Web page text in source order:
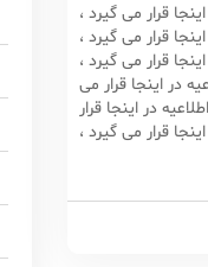
قرار می گیرد ،
قرار می گیرد ،
قرار می گیرد ،
در اینجا قرار می
در اینجا قرار
قرار می گیرد ،